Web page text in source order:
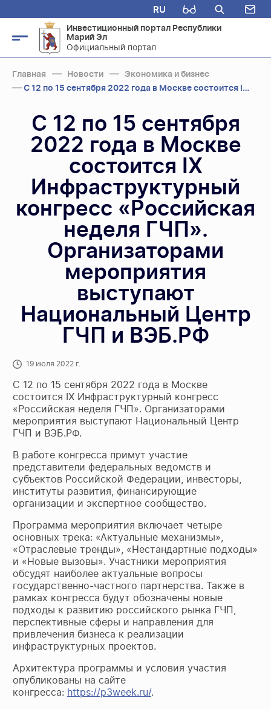
Инвестиционный портал Республики
Марий Эл
Официальный портал
RU
Главная Новости
Экономика и бизнес
С 12 по 15 сентября 2022 года в Москве состоится IX Инфраструктурный конгресс «...
С 12 по 15 сентября
2022 года в Москве
состоится IX
Инфраструктурный
конгресс «Российская
неделя ГЧП».
Организаторами
мероприятия
выступают
Национальный Центр
ГЧП и ВЭБ.РФ
19 июля 2022 г.
С 12 по 15 сентября 2022 года в Москве
состоится IX Инфраструктурный конгресс
«Российская неделя ГЧП». Организаторами
мероприятия выступают Национальный Центр
ГЧП и ВЭБ.РФ.
В работе конгресса примут участие
представители федеральных ведомств и
субъектов Российской Федерации, инвесторы,
институты развития, финансирующие
организации и экспертное сообщество.
Программа мероприятия включает четыре
основных трека: «Актуальные механизмы»,
«Отраслевые тренды», «Нестандартные подходы»
и «Новые вызовы». Участники мероприятия
обсудят наиболее актуальные вопросы
государственно-частного партнерства. Также в
рамках конгресса будут обозначены новые
подходы к развитию российского рынка ГЧП,
перспективные сферы и направления для
привлечения бизнеса к реализации
инфраструктурных проектов.
Архитектура программы и условия участия
опубликованы на сайте
конгресса: https://p3week.ru/.